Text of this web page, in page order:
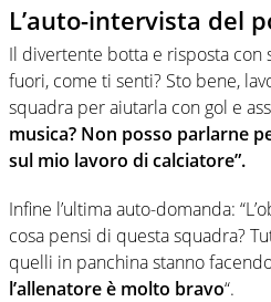
L’auto-intervista del
Il divertente botta e risposta con
fuori, come ti senti? Sto bene,
squadra per aiutarla con gol e
musica? Non posso parlarne
sul mio lavoro di calciatore”.
Infine l’ultima auto-domanda:
cosa pensi di questa squadra?
quelli in panchina stanno
l’allenatore è molto bravo“.